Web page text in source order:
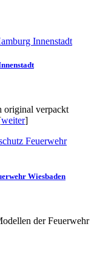
original verpackt
weiter]
Wiesbaden
der Feuerwehr